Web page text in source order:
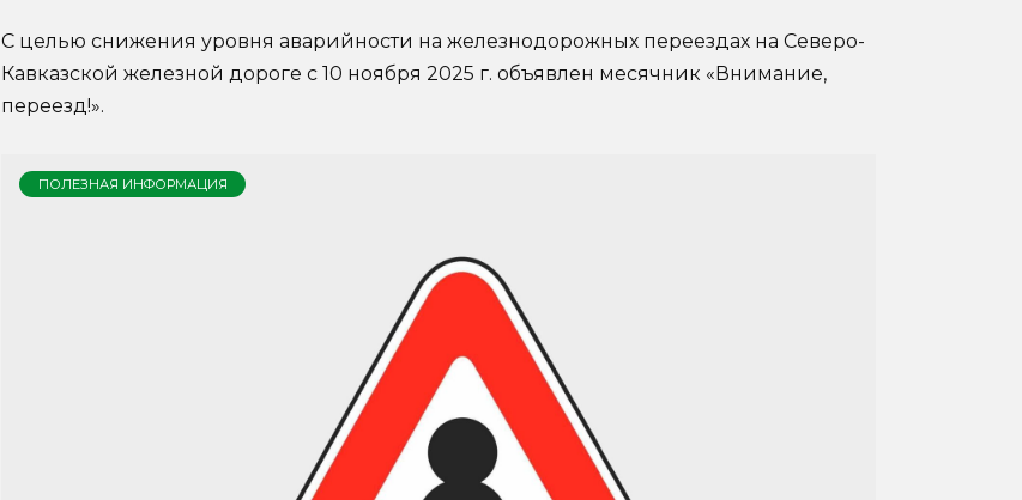
С целью снижения уровня аварийности на железнодорожных переездах на Северо-
Кавказской железной дороге с 10 ноября 2025 г. объявлен месячник «Внимание,
переезд!».
ПОЛЕЗНАЯ ИНФОРМАЦИЯ